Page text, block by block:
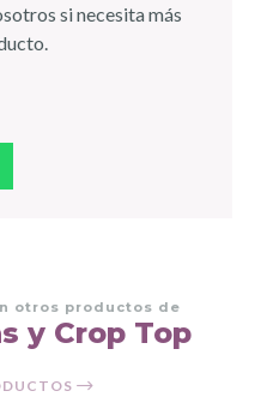
si necesita más
otros productos de
y Crop Top